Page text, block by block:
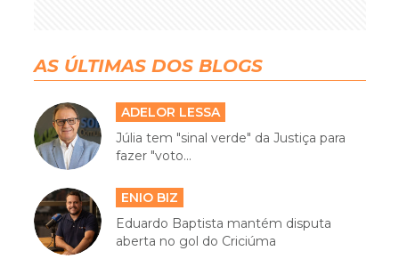
AS ÚLTIMAS DOS BLOGS
ADELOR LESSA
Júlia tem "sinal verde" da Justiça para
fazer "voto...
ENIO BIZ
Eduardo Baptista mantém disputa
aberta no gol do Criciúma